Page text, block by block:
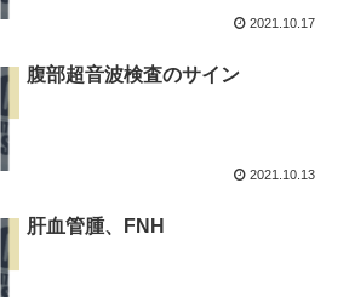
2021.10.17
腹部超音波検査のサイン
2021.10.13
肝血管腫、FNH